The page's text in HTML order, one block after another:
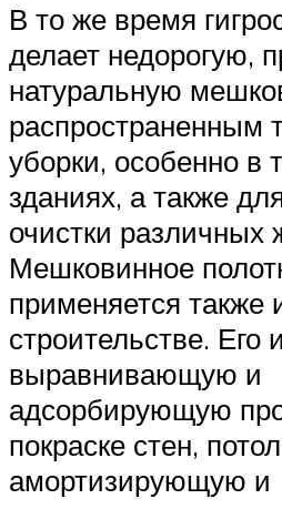
В то же время
делает недорогую,
натуральную
распространенным
уборки, особенно в
зданиях, а также
очистки различных
Мешковинное
применяется также
строительстве. Его
выравнивающую и
адсорбирующую
покраске стен,
амортизирующую и